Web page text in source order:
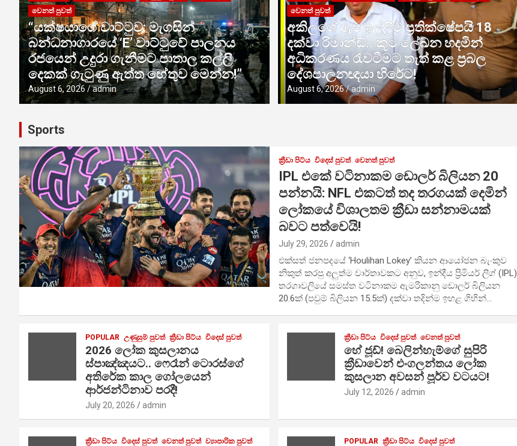
වෙනත් පුවත්
“යක්ෂයාගේ වාට්ටුව: මැගසින්
බන්ධනාගාරයේ ‘E’ වාට්ටුවේ පාලනය
රජයෙන් උදුරා ගැනීමට පාතාල කල්ලි
දෙකක් ගැටුණු ඇත්ත හේතුව මෙන්න!”
August 6, 2026 admin
වෙනත් පුවත්
අකිලගේ ඇප ඉල්ලීම ප්‍රතික්ෂේපයි 18
දක්වා රිමාන්ඩ්.. කූට ලේඛන හදමින්
අධිකරණය රැවටීමට තැත් කළ ප්‍රබල
දේශපාලනඥයා හිරේට!
August 6, 2026 admin
Sports
ක්‍රීඩා පිට්ය විදෙස් පුවත් වෙනත් පුවත්
IPL එකේ වටිනාකම ඩොලර් බිලියන 20
පන්නයි: NFL එකටත් තද තරගයක් දෙමින්
ලෝකයේ විශාලතම ක්‍රීඩා සන්නාමයක්
බවට පත්වෙයි!
July 29, 2026 admin
එක්සත් ජනපදයේ ‘Houlihan Lokey’ කියන ආයෝජන බැංකුව
නිකුත් කරපු අලුත්ම වාර්තාවකට අනුව, ඉන්දීය ප්‍රිමියර් ලීග් (IPL)
තරගාවලියේ සමස්ත වටිනාකම ඇමරිකානු ඩොලර් බිලියන
20.6ක් (පවුම් බිලියන 15.5ක්) දක්වා තදින්ම ඉහළ ගිහින්…
POPULAR උණුසුම් පුවත් ක්‍රීඩා පිට්ය විදෙස් පුවත්
2026 ලෝක කුසලානය
ස්පාඤ්ඤයට.. ෆෙරෑන් ටොරස්ගේ
අතිරේක කාල ගෝලයෙන්
ආර්ජන්ටිනාව පරදී!
July 20, 2026 admin
ක්‍රීඩා පිට්ය විදෙස් පුවත් වෙනත් පුවත්
හේ ජූඩ්! බෙලින්හැම්ගේ සුපිරි
ක්‍රීඩාවෙන් එංගලන්තය ලෝක
කුසලාන අවසන් පූර්ව වටයට!
July 12, 2026 admin
ක්‍රීඩා පිට්ය විදෙස් පුවත් වෙනත් පුවත් ව්‍යාපාරික පුවත් POPULAR ක්‍රීඩා පිට්ය විදෙස් පුවත්